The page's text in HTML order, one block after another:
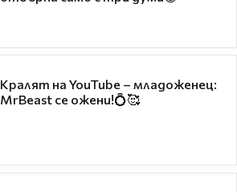
Кралят на YouTube – младоженец:
MrBeast се ожени!💍🥰